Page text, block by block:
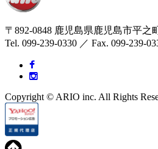
〒892-0848 鹿児島県鹿児島市平之
Tel. 099-239-0330 ／ Fax. 099-239-
Copyright © ARIO inc. All Rights